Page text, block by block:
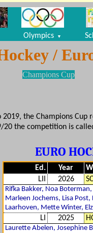
Olympics ▼
/
Champions Cup
2019, the Champions
20 the competition is
EURO
Ed. Year
LII
2026
Rifka Bakker, Noa
Marleen Jochems, Lisa
Laarhoven, Mette Winter,
LI 2025
Laurette Abelen, Josephine